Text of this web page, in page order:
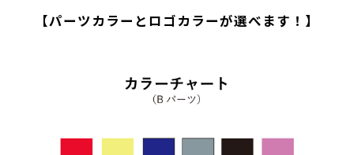
【パーツカラーとロゴカラーが選べます！】